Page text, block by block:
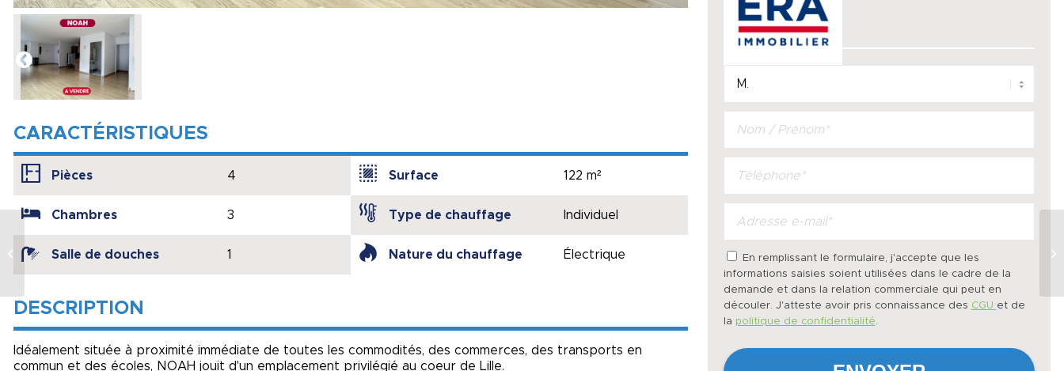
CARACTÉRISTIQUES
Pièces 4
Chambres 3
Salle de douches 1
Surface 122 m²
Type de chauffage Individuel
Nature du chauffage Électrique
DESCRIPTION
Idéalement située à proximité immédiate de toutes les commodités, des commerces, des transports en
commun et des écoles, NOAH jouit d'un emplacement privilégié au coeur de Lille.
En remplissant le formulaire, j'accepte que les
informations saisies soient utilisées dans le cadre de la
demande et dans la relation commerciale qui peut en
découler. J'atteste avoir pris connaissance des CGU et de
la politique de confidentialité.
APPARTEMENT T2
BORDEAUX CENTRE